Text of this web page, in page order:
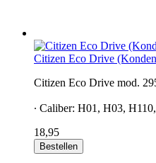
Citizen Eco Drive
Citizen Eco Drive mod.
∙ Caliber: H01, H03,
18,95
Bestellen